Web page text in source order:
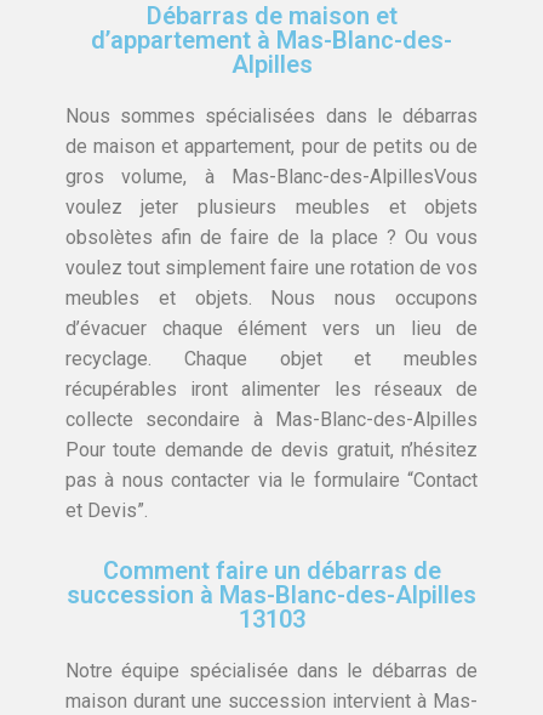
Débarras de maison et
d’appartement à Mas-Blanc-des-
Alpilles
Nous sommes spécialisées dans le débarras
de maison et appartement, pour de petits ou de
gros volume, à Mas-Blanc-des-AlpillesVous
voulez jeter plusieurs meubles et objets
obsolètes afin de faire de la place ? Ou vous
voulez tout simplement faire une rotation de vos
meubles et objets. Nous nous occupons
d’évacuer chaque élément vers un lieu de
recyclage. Chaque objet et meubles
récupérables iront alimenter les réseaux de
collecte secondaire à Mas-Blanc-des-Alpilles
Pour toute demande de devis gratuit, n’hésitez
pas à nous contacter via le formulaire “Contact
et Devis”.
Comment faire un débarras de
succession à Mas-Blanc-des-Alpilles
13103
Notre équipe spécialisée dans le débarras de
maison durant une succession intervient à Mas-